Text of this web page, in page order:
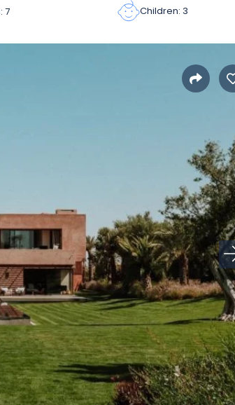
7 Children: 3